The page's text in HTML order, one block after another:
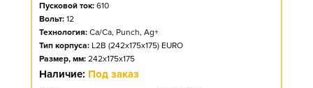
Пусковой ток: 610
Вольт: 12
Технология: Ca/Ca, Punch, Ag+
Тип корпуса: L2B (242x175x175) EURO
Размер, мм: 242x175x175
Наличие: Под заказ